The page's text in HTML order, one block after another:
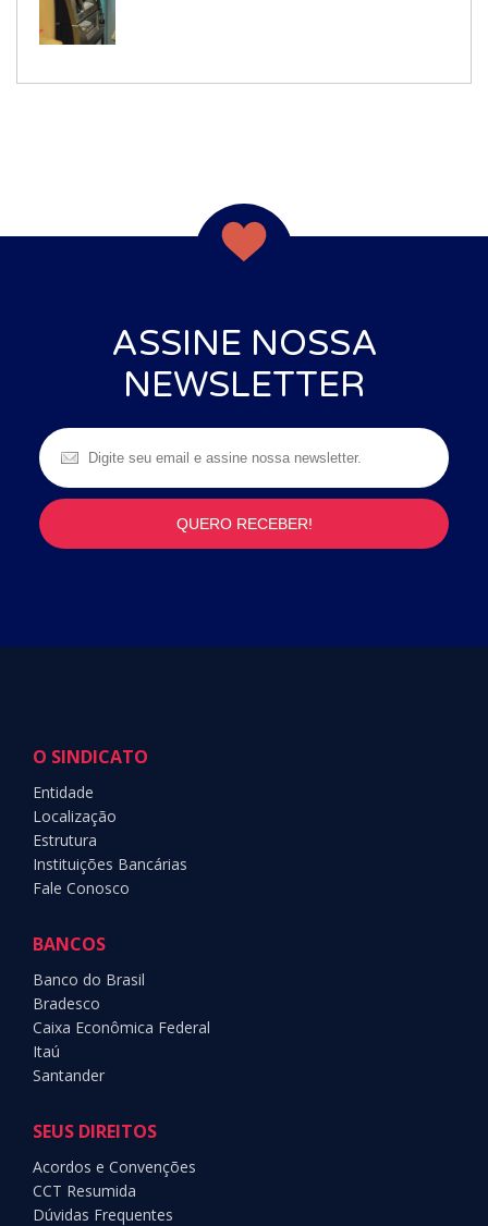
ASSINE NOSSA
NEWSLETTER
O SINDICATO
Entidade
Localização
Estrutura
Instituições Bancárias
Fale Conosco
BANCOS
Banco do Brasil
Bradesco
Caixa Econômica Federal
Itaú
Santander
SEUS DIREITOS
Acordos e Convenções
CCT Resumida
Dúvidas Frequentes